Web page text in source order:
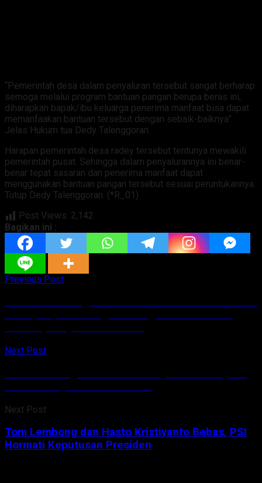
“Pemerintah desa dalam penyaluran tersebut sangat berharap
semoga melalui program bantuan pangan berupa beras ini,
diharapkan bapak/ibu keluarga penerima manfaat bisa dapat
memanfaakan bantuan tersebut dengan sebaik-baiknya”.
Jelas Hukum tua Dedy Talenggoran.
Harapan pemerintah desa radey tersebut tentunya mewakili
pemerintah pusat. Sehingga dalam penyalurannya ini benar-
benar tepat sasaran dan penerima manfaat dapat
menggunakan bantuan pangan tersebut sesuai peruntukannya.
Tutup Dedy Talenggoran. (*R_01)
Post Views: 2,142
Bagikan ini :
Previous Post
Next Post
Next Post
Tom Lembong dan Hasto Kristiyanto Bebas, PSI
Hormati Keputusan Presiden